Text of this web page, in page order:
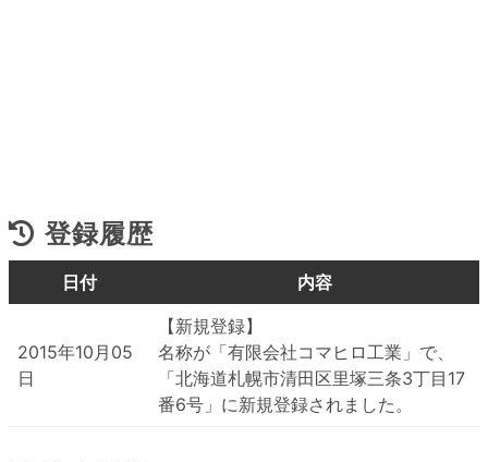
登録履歴
日付 内容
2015年10月05
日
【新規登録】
名称が「有限会社コマヒロ工業」で、
「北海道札幌市清田区里塚三条3丁目17
番6号」に新規登録されました。